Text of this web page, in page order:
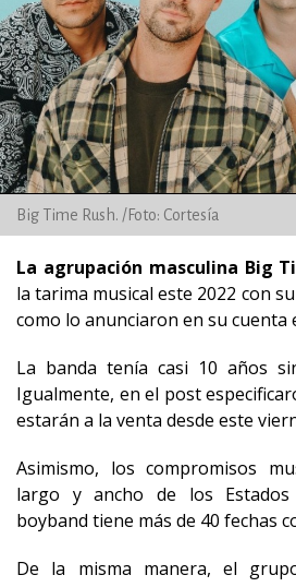
Big Time Rush. /Foto: Cortesía
La agrupación masculina Big
la tarima musical este 2022 con
como lo anunciaron en su cuenta
La banda tenía casi 10 años
Igualmente, en el post
estarán a la venta desde este
Asimismo, los compromisos
largo y ancho de los
boyband tiene más de 40 fechas
De la misma manera, el